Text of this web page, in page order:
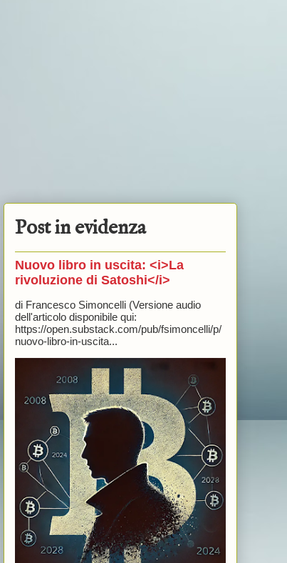
Post in evidenza
Nuovo libro in uscita: <i>La
rivoluzione di Satoshi</i>
di Francesco Simoncelli (Versione audio
dell'articolo disponibile qui:
https://open.substack.com/pub/fsimoncelli/p/
nuovo-libro-in-uscita...